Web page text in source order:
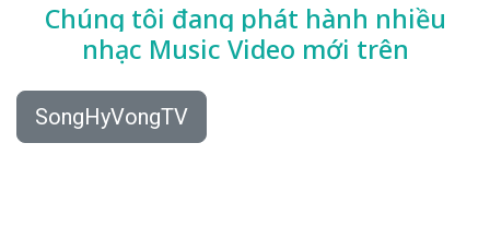
Chúng tôi đang phát hành nhiều
nhạc Music Video mới trên
SongHyVongTV